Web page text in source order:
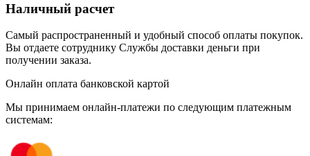
Наличный расчет
Самый распространенный и удобный способ оплаты покупок.
Вы отдаете сотруднику Службы доставки деньги при
получении заказа.
Онлайн оплата банковской картой
Мы принимаем онлайн-платежи по cледующим платежным
системам: